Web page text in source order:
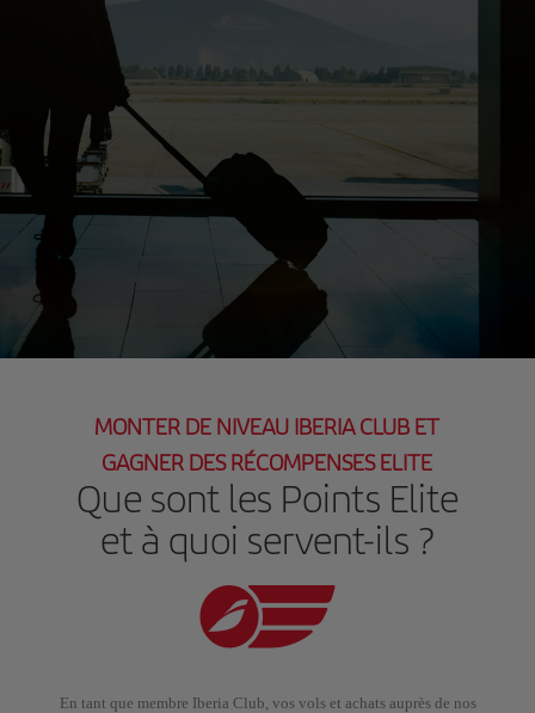
MONTER DE NIVEAU IBERIA CLUB ET
GAGNER DES RÉCOMPENSES ELITE
Que sont les Points Elite
et à quoi servent-ils ?
En tant que membre Iberia Club, vos vols et achats auprès de nos